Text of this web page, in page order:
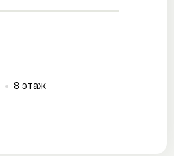
8 этаж